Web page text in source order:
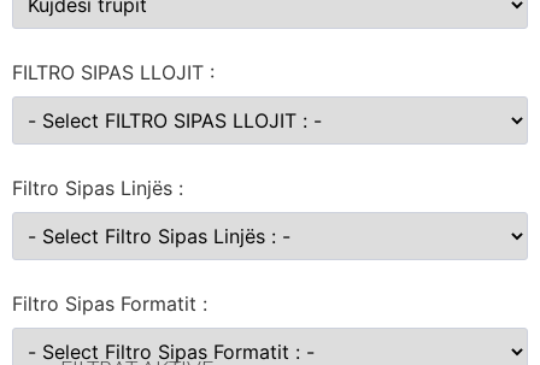
FILTRO SIPAS LLOJIT :
Filtro Sipas Linjës :
Filtro Sipas Formatit :